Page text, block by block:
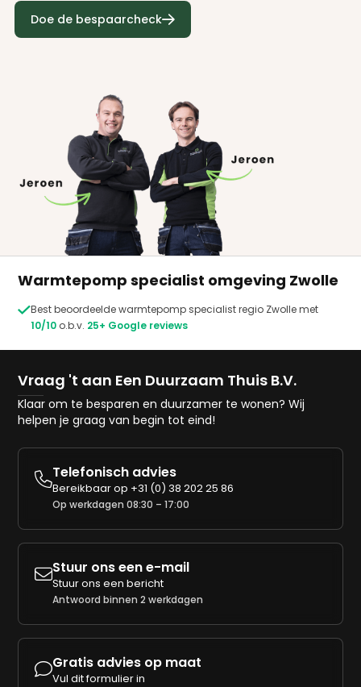
warmtepomp sneller terugverdient, maar
rendeert een All-electric warmtepomp op
verbruikt stroom in plaats van gas. Daarom
is interessant de warmtepomp van stroom
te voorzien met behulp van zonnepanelen.
Op jaarbasis bij een verbruik van 2500 kWh
(hybride) scheelt dit al snel € 650,- Bij een
All-elecric warmtepomp scheelt dit
ongeveer € 1.300,- bij een verbruik van 5000
kWh. Bovenstaande gebaseerd op prijspeil
juli 2023.
Doe de bespaarcheck
Warmtepomp specialist omgeving Zwolle
Best beoordeelde warmtepomp specialist regio Zwolle met
10/10 o.b.v. 25+ Google reviews
Vraag 't aan Een Duurzaam Thuis B.V.
Klaar om te besparen en duurzamer te wonen? Wij
helpen je graag van begin tot eind!
Telefonisch advies
Bereikbaar op +31 (0) 38 202 25 86
Op werkdagen 08:30 – 17:00
Stuur ons een e-mail
Stuur ons een bericht
Antwoord binnen 2 werkdagen
Gratis advies op maat
Vul dit formulier in